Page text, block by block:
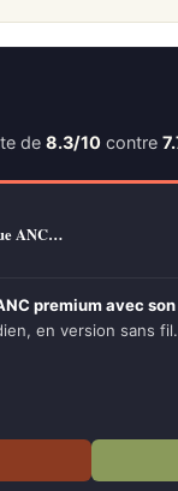
de 8.3/10 contre
ANC…
premium avec
en version sans